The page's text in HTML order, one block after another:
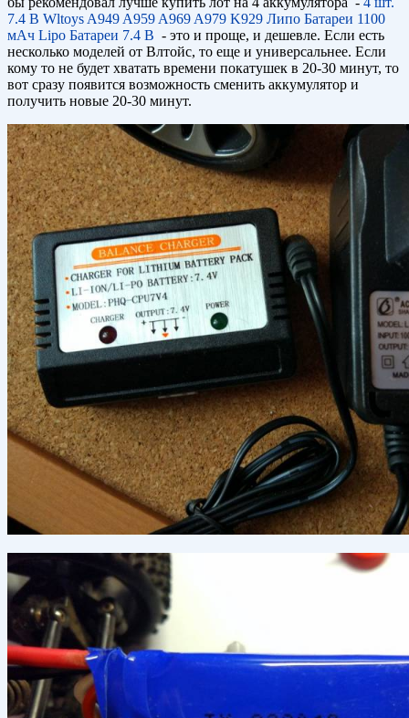
7.4 В Wltoys A949 A959 A969 A979 K929 Липо Батареи 1100
мАч Lipo Батареи 7.4 В - это и проще, и дешевле. Если есть
несколько моделей от Влтойс, то еще и универсальнее. Если
кому то не будет хватать времени покатушек в 20-30 минут, то
вот сразу появится возможность сменить аккумулятор и
получить новые 20-30 минут.